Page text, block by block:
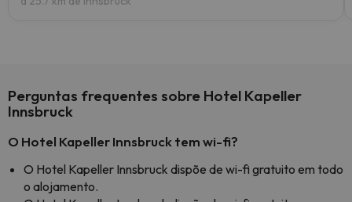
Perguntas frequentes sobre Hotel Kapeller
Innsbruck
O Hotel Kapeller Innsbruck tem wi-fi?
O Hotel Kapeller Innsbruck dispõe de wi-fi gratuito em todo
o alojamento.